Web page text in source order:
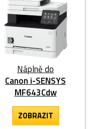
Náplně do
Canon i-SENSYS
MF643Cdw
ZOBRAZIT